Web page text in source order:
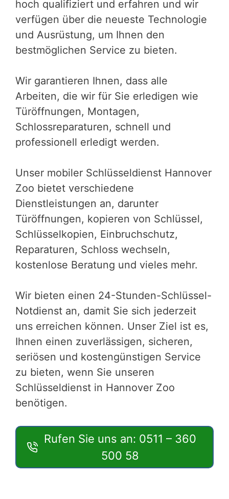
hoch qualifiziert und erfahren und wir
verfügen über die neueste Technologie
und Ausrüstung, um Ihnen den
bestmöglichen Service zu bieten.
Wir garantieren Ihnen, dass alle
Arbeiten, die wir für Sie erledigen wie
Türöffnungen, Montagen,
Schlossreparaturen, schnell und
professionell erledigt werden.
Unser mobiler Schlüsseldienst Hannover
Zoo bietet verschiedene
Dienstleistungen an, darunter
Türöffnungen, kopieren von Schlüssel,
Schlüsselkopien, Einbruchschutz,
Reparaturen, Schloss wechseln,
kostenlose Beratung und vieles mehr.
Wir bieten einen 24-Stunden-Schlüssel-
Notdienst an, damit Sie sich jederzeit
uns erreichen können. Unser Ziel ist es,
Ihnen einen zuverlässigen, sicheren,
seriösen und kostengünstigen Service
zu bieten, wenn Sie unseren
Schlüsseldienst in Hannover Zoo
benötigen.
Rufen Sie uns an: 0511 – 360
500 58